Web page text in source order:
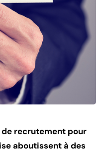
recrutement pour
aboutissent à des